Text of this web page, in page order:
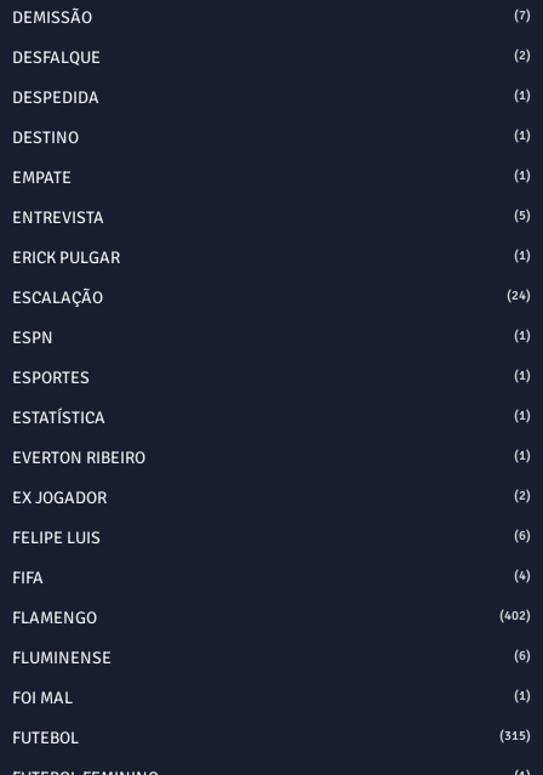
DEMISSÃO (7)
DESFALQUE (2)
DESPEDIDA (1)
DESTINO (1)
EMPATE (1)
ENTREVISTA (5)
ERICK PULGAR (1)
ESCALAÇÃO (24)
ESPN (1)
ESPORTES (1)
ESTATÍSTICA (1)
EVERTON RIBEIRO (1)
EX JOGADOR (2)
FELIPE LUIS (6)
FIFA (4)
FLAMENGO (402)
FLUMINENSE (6)
FOI MAL (1)
FUTEBOL (315)